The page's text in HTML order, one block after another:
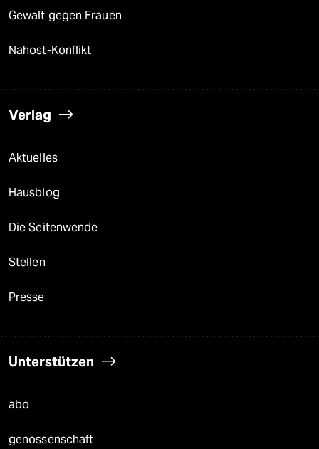
Gewalt gegen Frauen
Nahost-Konflikt
Verlag
Aktuelles
Hausblog
Die Seitenwende
Stellen
Presse
Unterstützen
abo
genossenschaft